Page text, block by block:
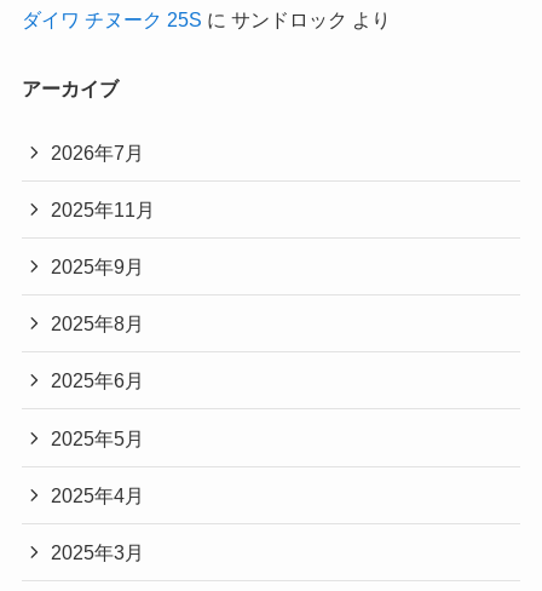
ダイワ チヌーク 25S に サンドロック より
アーカイブ
2026年7月
2025年11月
2025年9月
2025年8月
2025年6月
2025年5月
2025年4月
2025年3月